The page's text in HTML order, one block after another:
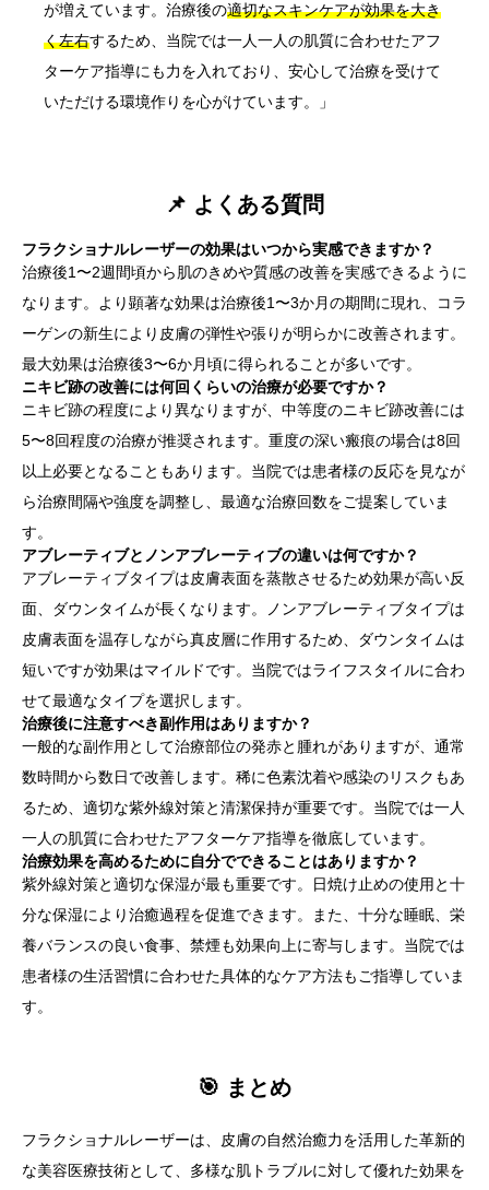
が増えています。治療後の適切なスキンケアが効果を大き
く左右するため、当院では一人一人の肌質に合わせたアフ
ターケア指導にも力を入れており、安心して治療を受けて
いただける環境作りを心がけています。」
📌 よくある質問
フラクショナルレーザーの効果はいつから実感できますか？
治療後1〜2週間頃から肌のきめや質感の改善を実感できるように
なります。より顕著な効果は治療後1〜3か月の期間に現れ、コラ
ーゲンの新生により皮膚の弾性や張りが明らかに改善されます。
最大効果は治療後3〜6か月頃に得られることが多いです。
ニキビ跡の改善には何回くらいの治療が必要ですか？
ニキビ跡の程度により異なりますが、中等度のニキビ跡改善には
5〜8回程度の治療が推奨されます。重度の深い瘢痕の場合は8回
以上必要となることもあります。当院では患者様の反応を見なが
ら治療間隔や強度を調整し、最適な治療回数をご提案していま
す。
アブレーティブとノンアブレーティブの違いは何ですか？
アブレーティブタイプは皮膚表面を蒸散させるため効果が高い反
面、ダウンタイムが長くなります。ノンアブレーティブタイプは
皮膚表面を温存しながら真皮層に作用するため、ダウンタイムは
短いですが効果はマイルドです。当院ではライフスタイルに合わ
せて最適なタイプを選択します。
治療後に注意すべき副作用はありますか？
一般的な副作用として治療部位の発赤と腫れがありますが、通常
数時間から数日で改善します。稀に色素沈着や感染のリスクもあ
るため、適切な紫外線対策と清潔保持が重要です。当院では一人
一人の肌質に合わせたアフターケア指導を徹底しています。
治療効果を高めるために自分でできることはありますか？
紫外線対策と適切な保湿が最も重要です。日焼け止めの使用と十
分な保湿により治癒過程を促進できます。また、十分な睡眠、栄
養バランスの良い食事、禁煙も効果向上に寄与します。当院では
患者様の生活習慣に合わせた具体的なケア方法もご指導していま
す。
🎯 まとめ
フラクショナルレーザーは、皮膚の自然治癒力を活用した革新的
な美容医療技術として、多様な肌トラブルに対して優れた効果を